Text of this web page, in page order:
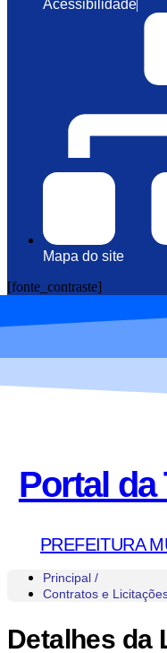
Acessibilidade
Mapa do site
[fonte_contraste]
Portal da
PREFEITURA
Principal /
Contratos e
Detalhes da